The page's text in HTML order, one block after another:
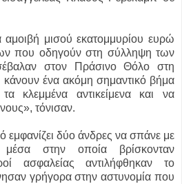
μισού εκατομμυρίου ευρώ
που οδηγούν στη σύλληψη των
στον Πράσινο Θόλο στη
ένα ακόμη σημαντικό βήμα
κλεμμένα αντικείμενα και να
τόνισαν.
εμφανίζει δύο άνδρες να σπάνε με
στην οποία βρίσκονταν
ασφαλείας αντιλήφθηκαν το
γρήγορα στην αστυνομία που